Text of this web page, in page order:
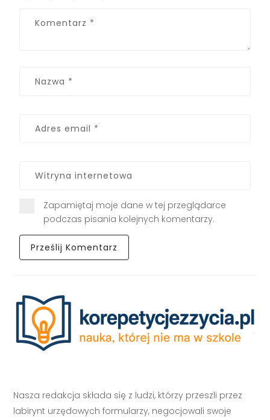
Zapamiętaj moje dane w tej przeglądarce
podczas pisania kolejnych komentarzy.
Nasza redakcja składa się z ludzi, którzy przeszli przez
labirynt urzędowych formularzy, negocjowali swoje